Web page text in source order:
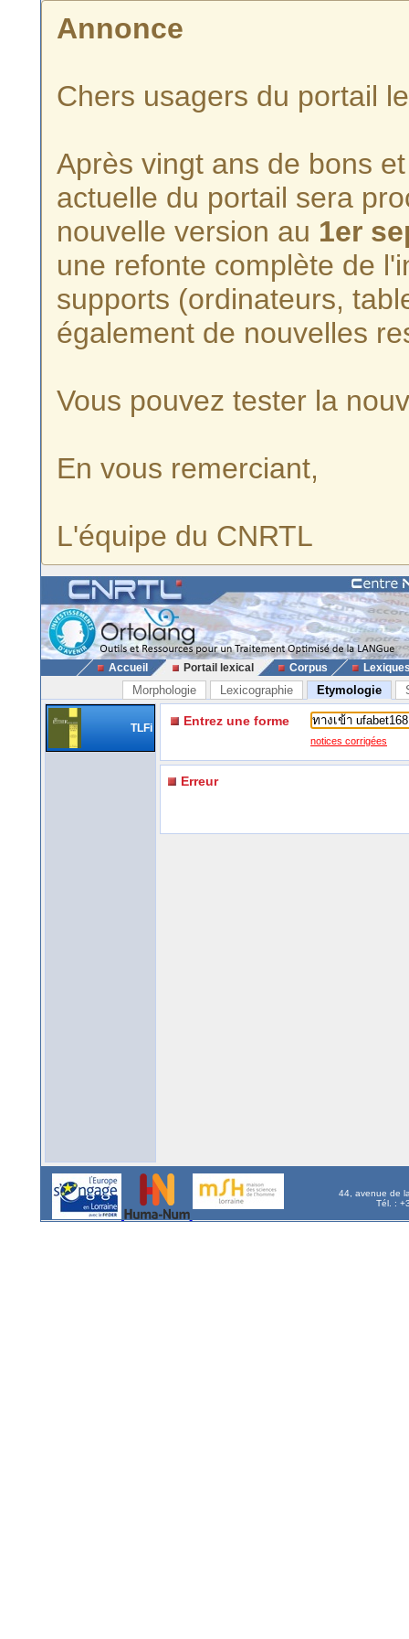
Annonce
Chers usagers du portail
Après vingt ans de bons
actuelle du portail sera
nouvelle version au 1er
une refonte complète de
supports (ordinateurs,
également de nouvelles
Vous pouvez tester la
En vous remerciant,
L'équipe du CNRTL
Accueil Portail lexical Corpus
Morphologie Lexicographie Etymologie
TLFi Entrez une forme
notices corrigées
Erreur
44, avenue de
Tél. :